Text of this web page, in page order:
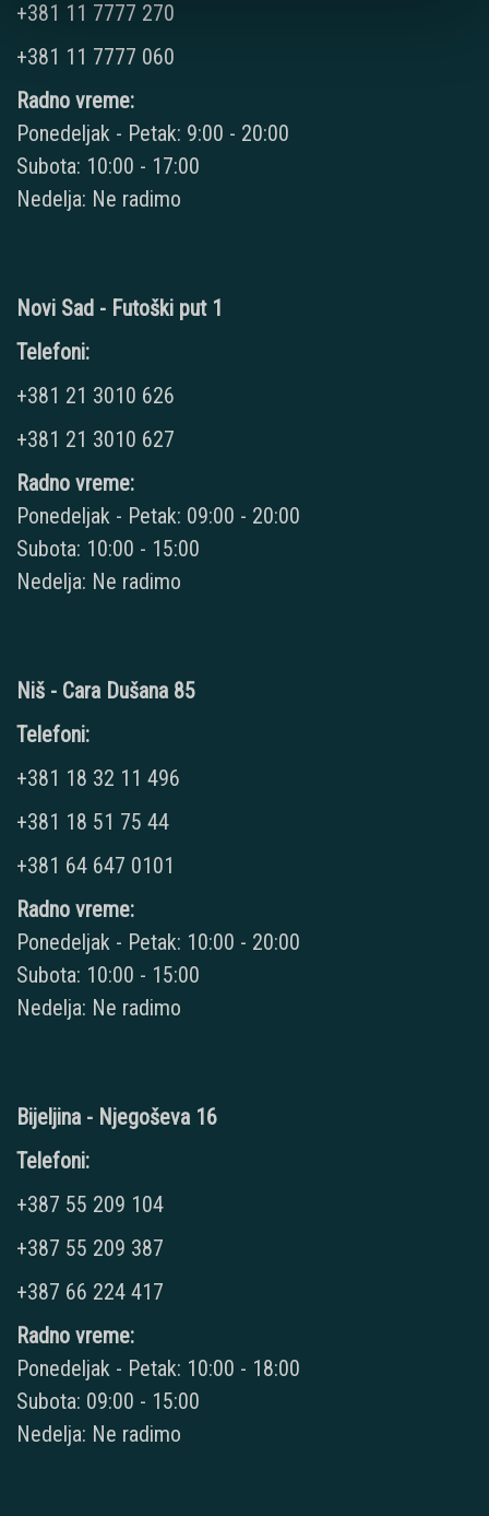
+381 11 7777 270
+381 11 7777 060
Radno vreme:
Ponedeljak - Petak: 9:00 - 20:00
Subota: 10:00 - 17:00
Nedelja: Ne radimo
Novi Sad - Futoški put 1
Telefoni:
+381 21 3010 626
+381 21 3010 627
Radno vreme:
Ponedeljak - Petak: 09:00 - 20:00
Subota: 10:00 - 15:00
Nedelja: Ne radimo
Niš - Cara Dušana 85
Telefoni:
+381 18 32 11 496
+381 18 51 75 44
+381 64 647 0101
Radno vreme:
Ponedeljak - Petak: 10:00 - 20:00
Subota: 10:00 - 15:00
Nedelja: Ne radimo
Bijeljina - Njegoševa 16
Telefoni:
+387 55 209 104
+387 55 209 387
+387 66 224 417
Radno vreme:
Ponedeljak - Petak: 10:00 - 18:00
Subota: 09:00 - 15:00
Nedelja: Ne radimo